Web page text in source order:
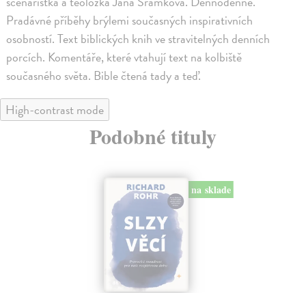
Pradávné příběhy brýlemi současných inspirativních
osobností. Text biblických knih ve stravitelných denních
porcích. Komentáře, které vtahují text na kolbiště
současného světa. Bible čtená tady a teď.
High-contrast mode
Podobné tituly
na sklade